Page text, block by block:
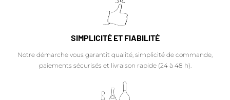
SIMPLICITÉ ET FIABILITÉ
Notre démarche vous garantit qualité, simplicité de commande,
paiements sécurisés et livraison rapide (24 à 48 h).